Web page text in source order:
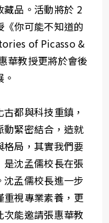
藏品。活動將於 2
你可能不知道的
of Picasso &
華教授更將於會後
都與科技重鎮，
緊密結合，造就
局，其實我們要
沈孟儒校長在張
孟儒校長進一步
視專業素養，更
能邀請張惠華教